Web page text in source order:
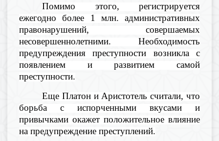
Помимо этого, регистрируется
ежегодно более 1 млн. административных
правонарушений, совершаемых
несовершеннолетними. Необходимость
предупреждения преступности возникла с
появлением и развитием самой
преступности.
Еще Платон и Аристотель считали, что
борьба с испорченными вкусами и
привычками окажет положительное влияние
на предупреждение преступлений.